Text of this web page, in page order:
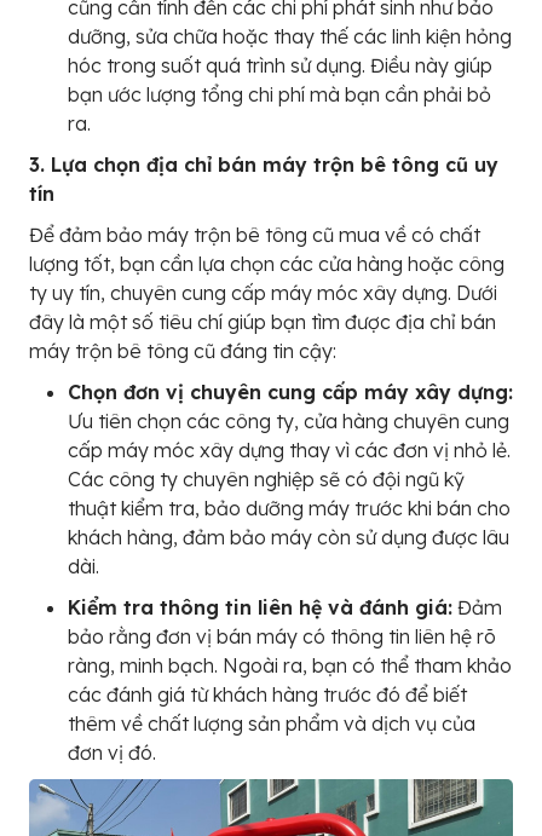
cũng cần tính đến các chi phí phát sinh như bảo
dưỡng, sửa chữa hoặc thay thế các linh kiện hỏng
hóc trong suốt quá trình sử dụng. Điều này giúp
bạn ước lượng tổng chi phí mà bạn cần phải bỏ
ra.
3. Lựa chọn địa chỉ bán máy trộn bê tông cũ uy
tín
Để đảm bảo máy trộn bê tông cũ mua về có chất
lượng tốt, bạn cần lựa chọn các cửa hàng hoặc công
ty uy tín, chuyên cung cấp máy móc xây dựng. Dưới
đây là một số tiêu chí giúp bạn tìm được địa chỉ bán
máy trộn bê tông cũ đáng tin cậy:
Chọn đơn vị chuyên cung cấp máy xây dựng:
Ưu tiên chọn các công ty, cửa hàng chuyên cung
cấp máy móc xây dựng thay vì các đơn vị nhỏ lẻ.
Các công ty chuyên nghiệp sẽ có đội ngũ kỹ
thuật kiểm tra, bảo dưỡng máy trước khi bán cho
khách hàng, đảm bảo máy còn sử dụng được lâu
dài.
Kiểm tra thông tin liên hệ và đánh giá: Đảm
bảo rằng đơn vị bán máy có thông tin liên hệ rõ
ràng, minh bạch. Ngoài ra, bạn có thể tham khảo
các đánh giá từ khách hàng trước đó để biết
thêm về chất lượng sản phẩm và dịch vụ của
đơn vị đó.